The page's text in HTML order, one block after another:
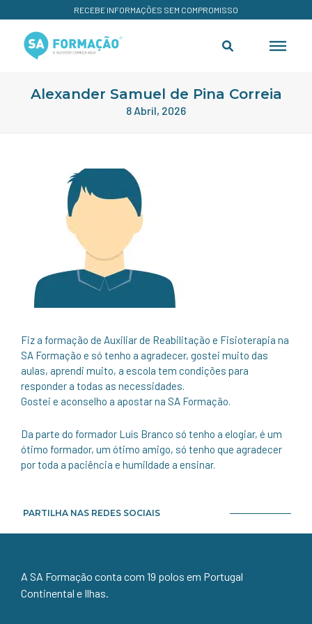
RECEBE INFORMAÇÕES SEM COMPROMISSO
Alexander Samuel de Pina Correia
8 Abril, 2026
Fiz a formação de Auxiliar de Reabilitação e Fisioterapia na
SA Formação e só tenho a agradecer, gostei muito das
aulas, aprendi muito, a escola tem condições para
responder a todas as necessidades.
Gostei e aconselho a apostar na SA Formação.
Da parte do formador Luís Branco só tenho a elogiar, é um
ótimo formador, um ótimo amigo, só tenho que agradecer
por toda a paciência e humildade a ensinar.
PARTILHA NAS REDES SOCIAIS
A SA Formação conta com 19 polos em Portugal
Continental e Ilhas.